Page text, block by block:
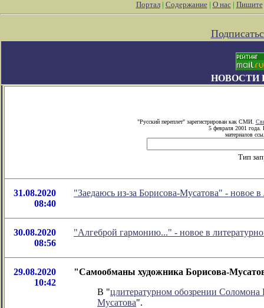
Портал| Содержание| О нас| Пишите
НОВОСТИ
"Русский переплет" зарегистрирован как СМИ.
5 февраля 2001 года.
материалов
Тип
31.08.2020
08:40
"Заедаюсь из-за Борисова-Мусатова" - новое
30.08.2020
08:56
"Алгеброй гармонию..." - новое в
29.08.2020
10:42
"Самообманы художника Борисова-
В "цлитературном обозрении
Мусатова".